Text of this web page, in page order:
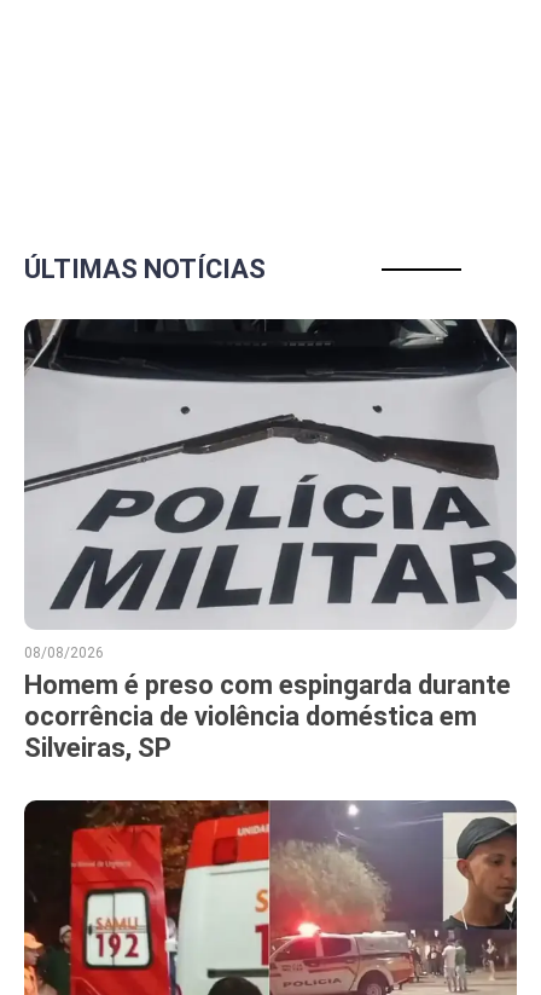
ÚLTIMAS NOTÍCIAS
08/08/2026
Homem é preso com espingarda durante
ocorrência de violência doméstica em
Silveiras, SP